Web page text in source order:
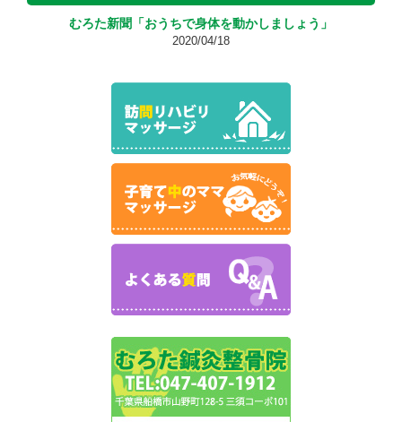
むろた新聞「おうちで身体を動かしましょう」
2020/04/18